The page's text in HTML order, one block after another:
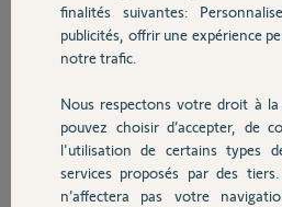
Domotique
Chauffage
Autres produits
Botticelli_Smart_...
280 ko
il y a plus d'un an
Participer au fil
finalités suivantes:
publicités, offrir une expérience
notre trafic.
Nous respectons votre droit à
pouvez choisir d’accepter, de
l'utilisation de certains types
services proposés par des
n’affectera pas votre